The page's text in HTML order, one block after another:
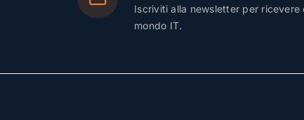
Iscriviti alla newsletter per
mondo IT.